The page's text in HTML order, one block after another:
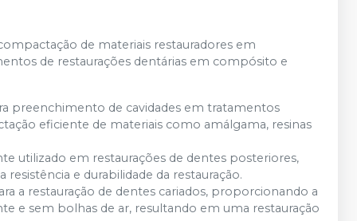
de materiais restauradores em
de restaurações dentárias em compósito e
preenchimento de cavidades em tratamentos
eficiente de materiais como amálgama, resinas
utilizado em restaurações de dentes posteriores,
e durabilidade da restauração.
a restauração de dentes cariados, proporcionando a
e sem bolhas de ar, resultando em uma restauração